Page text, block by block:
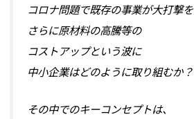
コロナ問題で既存の事業が大打撃を
さらに原材料の高騰等の
コストアップという波に
中小企業はどのように取り組むか？
その中でのキーコンセプトは、